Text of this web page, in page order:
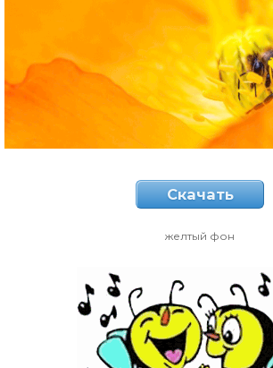
Скачать
желтый фон